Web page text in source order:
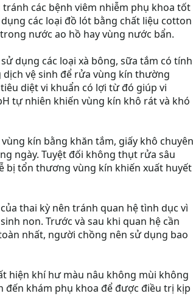
các bệnh viêm nhiễm phụ khoa tốt
các loại đồ lót bằng chất liệu cotton
nước ao hồ hay vùng nước bẩn.
dụng các loại xà bông, sữa tắm có tính
vệ sinh để rửa vùng kín thường
diệt vi khuẩn có lợi từ đó giúp vi
tự nhiên khiến vùng kín khô rát và khó
kín bằng khăn tắm, giấy khô chuyên
ngày. Tuyệt đối không thụt rửa sâu
bị tổn thương vùng kín khiến xuất huyết
thai kỳ nên tránh quan hệ tình dục vì
non. Trước và sau khi quan hệ cần
nhất, người chồng nên sử dụng bao
hiện khí hư màu nâu không mùi không
đến khám phụ khoa để được điều trị kịp